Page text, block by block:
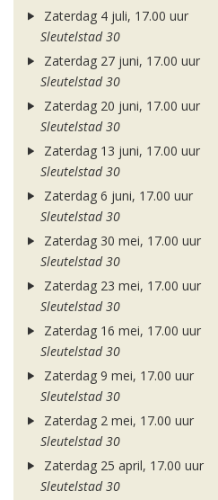
Zaterdag 4 juli, 17.00 uur
Sleutelstad 30
Zaterdag 27 juni, 17.00 uur
Sleutelstad 30
Zaterdag 20 juni, 17.00 uur
Sleutelstad 30
Zaterdag 13 juni, 17.00 uur
Sleutelstad 30
Zaterdag 6 juni, 17.00 uur
Sleutelstad 30
Zaterdag 30 mei, 17.00 uur
Sleutelstad 30
Zaterdag 23 mei, 17.00 uur
Sleutelstad 30
Zaterdag 16 mei, 17.00 uur
Sleutelstad 30
Zaterdag 9 mei, 17.00 uur
Sleutelstad 30
Zaterdag 2 mei, 17.00 uur
Sleutelstad 30
Zaterdag 25 april, 17.00 uur
Sleutelstad 30